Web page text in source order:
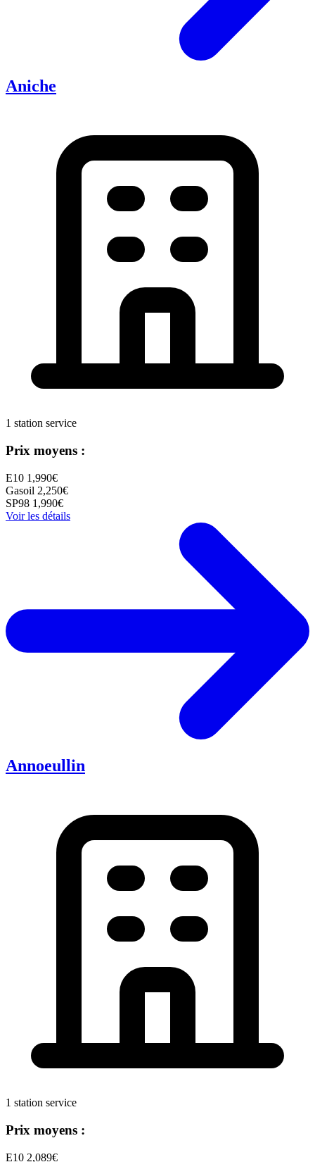
Aniche
1 station service
Prix moyens :
E10 1,990€
Gasoil 2,250€
SP98 1,990€
Voir les détails
Annoeullin
1 station service
Prix moyens :
E10 2,089€